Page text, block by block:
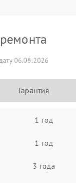
06.08.2026
Гарантия
1 год
1 год
3 года